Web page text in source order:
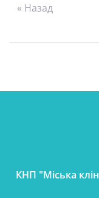
« Назад
КНП "Міська